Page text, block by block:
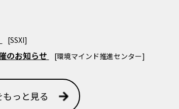
[SSXI]
のお知らせ [環境マインド推進センター]
っと見る